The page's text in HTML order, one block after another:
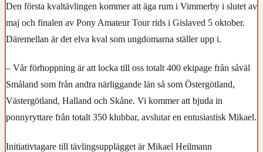
Den första kvaltävlingen kommer att äga rum i Vimmerby i slutet av
maj och finalen av Pony Amateur Tour rids i Gislaved 5 oktober.
Däremellan är det elva kval som ungdomarna ställer upp i.
– Vår förhoppning är att locka till oss totalt 400 ekipage från såväl
Småland som från andra närliggande län så som Östergötland,
Västergötland, Halland och Skåne. Vi kommer att bjuda in
ponnyryttare från totalt 350 klubbar, avslutar en entusiastisk Mikael.
Initiativtagare till tävlingsupplägget är Mikael Heilmann